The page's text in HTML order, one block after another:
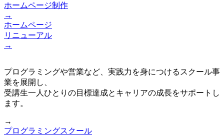
ホームページ制作
→
ホームページ
リニューアル
→
プログラミングや営業など、実践力を身につけるスクール事
業を展開し、
受講生一人ひとりの目標達成とキャリアの成長をサポートし
ます。
→
プログラミングスクール